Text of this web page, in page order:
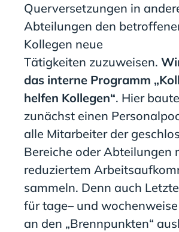
Querversetzungen in
Abteilungen den
Kollegen neue
Tätigkeiten zuzuweisen.
das interne Programm
helfen Kollegen“. Hier
zunächst einen
alle Mitarbeiterder
Bereiche oderAbteilungen
reduziertem
sammeln. Denn auch
für tage– und wochen
an den „Brennpunkten“